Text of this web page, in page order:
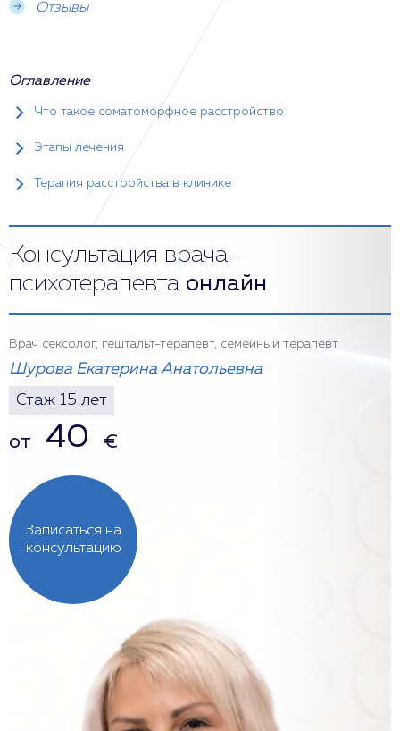
Отзывы
Оглавление
Что такое соматоморфное расстройство
Этапы лечения
Терапия расстройства в клинике
Консультация врача-
психотерапевта онлайн
Записаться на
консультацию
Врач сексолог, гештальт-терапевт, семейный терапевт
Шурова Екатерина Анатольевна
Стаж 15 лет
от 40 €